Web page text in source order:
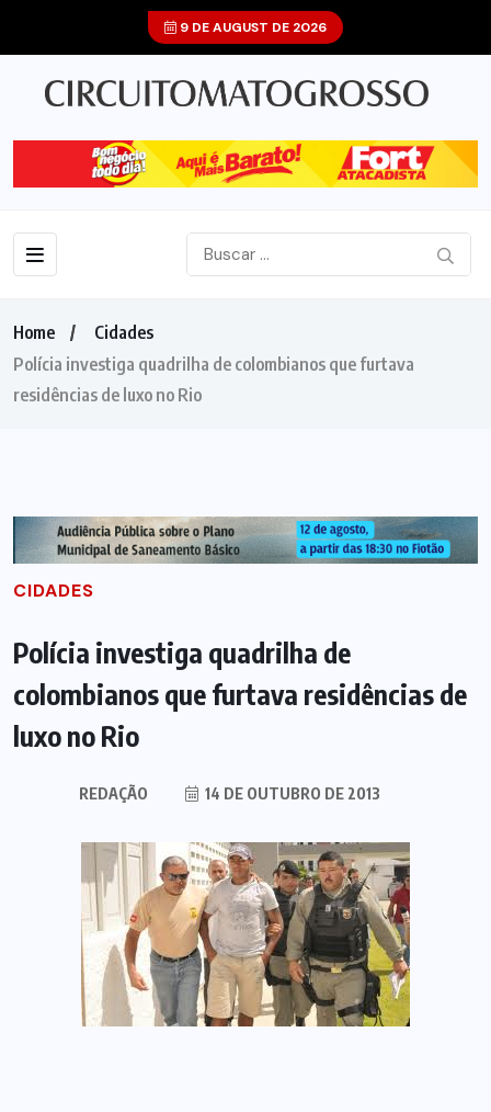
9 DE AUGUST DE 2026
Home
Cidades
Polícia investiga quadrilha de colombianos que furtava
residências de luxo no Rio
CIDADES
Polícia investiga quadrilha de
colombianos que furtava residências de
luxo no Rio
REDAÇÃO 14 DE OUTUBRO DE 2013